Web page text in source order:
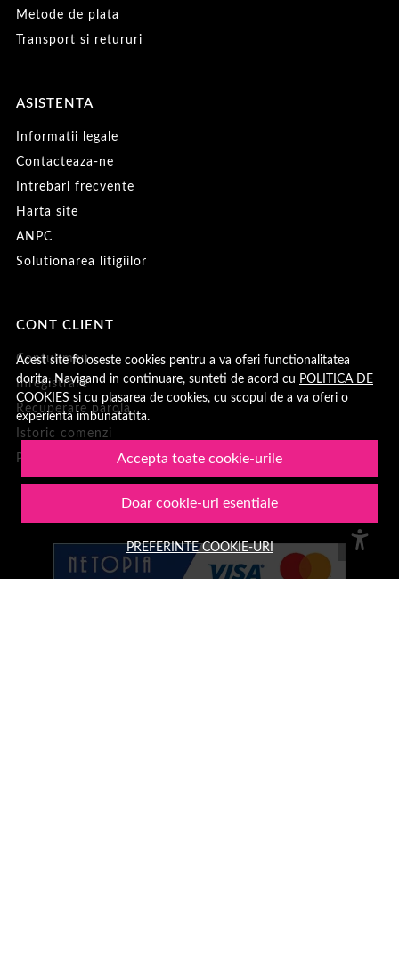
Acest site foloseste cookies pentru a va oferi functionalitatea
dorita. Navigand in continuare, sunteti de acord cu POLITICA DE
COOKIES si cu plasarea de cookies, cu scopul de a va oferi o
experienta imbunatatita.
Accepta toate cookie-urile
Doar cookie-uri esentiale
PREFERINTE COOKIE-URI
Metode de plata
Transport si retururi
ASISTENTA
Informatii legale
Contacteaza-ne
Intrebari frecvente
Harta site
ANPC
Solutionarea litigiilor
CONT CLIENT
Contul meu
Inregistrare
Recuperare parola
Istoric comenzi
Produse favorite